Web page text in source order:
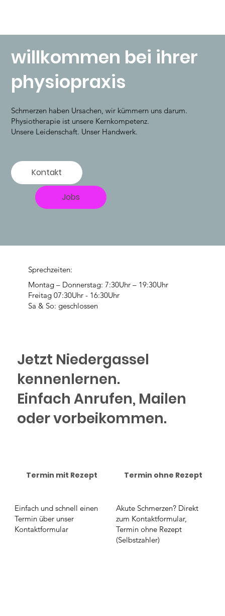
willkommen bei ihrer
physiopraxis
Schmerzen haben Ursachen, wir kümmern uns darum.
Physiotherapie ist unsere Kernkompetenz.
Unsere Leidenschaft. Unser Handwerk.
Kontakt
Jobs
Sprechzeiten:
Montag – Donnerstag: 7:30Uhr – 19:30Uhr
Freitag 07:30Uhr - 16:30Uhr
Sa & So: geschlossen
Einfach und schnell einen
Termin über unser
Kontaktformular
Termin mit Rezept
Akute Schmerzen? Direkt
zum Kontaktformular,
Termin ohne Rezept
(Selbstzahler)
Termin ohne Rezept
Jetzt Niedergassel
kennenlernen.
Einfach Anrufen, Mailen
oder vorbeikommen.